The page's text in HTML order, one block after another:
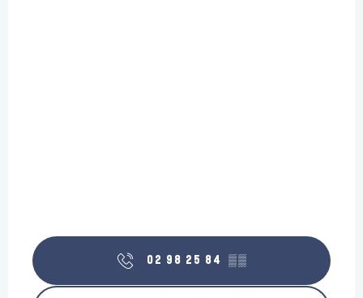
02 98 25 84 ▒▒